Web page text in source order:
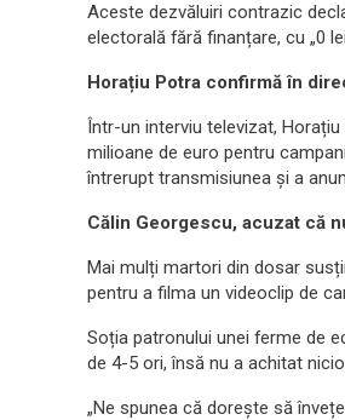
Aceste dezvăluiri contrazic
electorală fără finanțare, cu „0
Horațiu Potra confirmă în
Într-un interviu televizat,
milioane de euro pentru
întrerupt transmisiunea și a
Călin Georgescu, acuzat că
Mai mulți martori din dosar
pentru a filma un videoclip de
Soția patronului unei ferme de
de 4-5 ori, însă nu a achitat
„Ne spunea că dorește să